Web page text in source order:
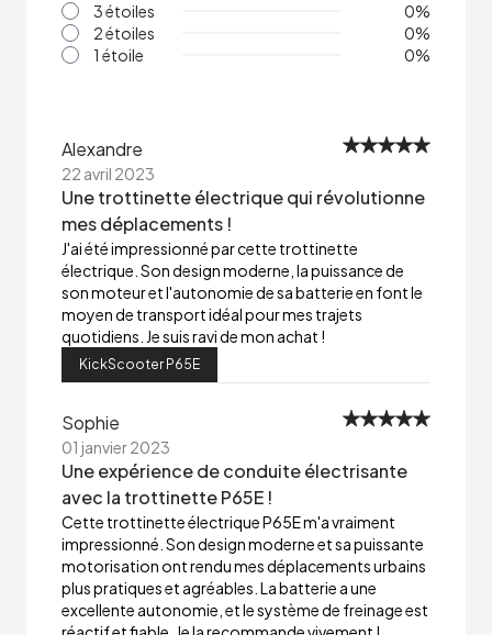
3 étoiles
0%
2 étoiles
0%
1 étoile
0%
Alexandre
22 avril 2023
Une trottinette électrique qui révolutionne
mes déplacements !
J'ai été impressionné par cette trottinette
électrique. Son design moderne, la puissance de
son moteur et l'autonomie de sa batterie en font le
moyen de transport idéal pour mes trajets
quotidiens. Je suis ravi de mon achat !
KickScooter P65E
Sophie
01 janvier 2023
Une expérience de conduite électrisante
avec la trottinette P65E !
Cette trottinette électrique P65E m'a vraiment
impressionné. Son design moderne et sa puissante
motorisation ont rendu mes déplacements urbains
plus pratiques et agréables. La batterie a une
excellente autonomie, et le système de freinage est